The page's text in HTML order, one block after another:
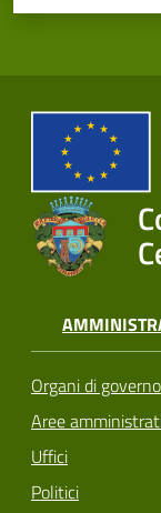
Organi di governo
Aree
Uffici
Politici